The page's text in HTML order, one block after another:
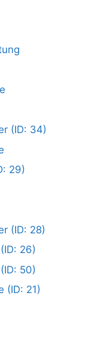
(ID: 34)
29)
(ID: 28)
26)
50)
(ID: 21)